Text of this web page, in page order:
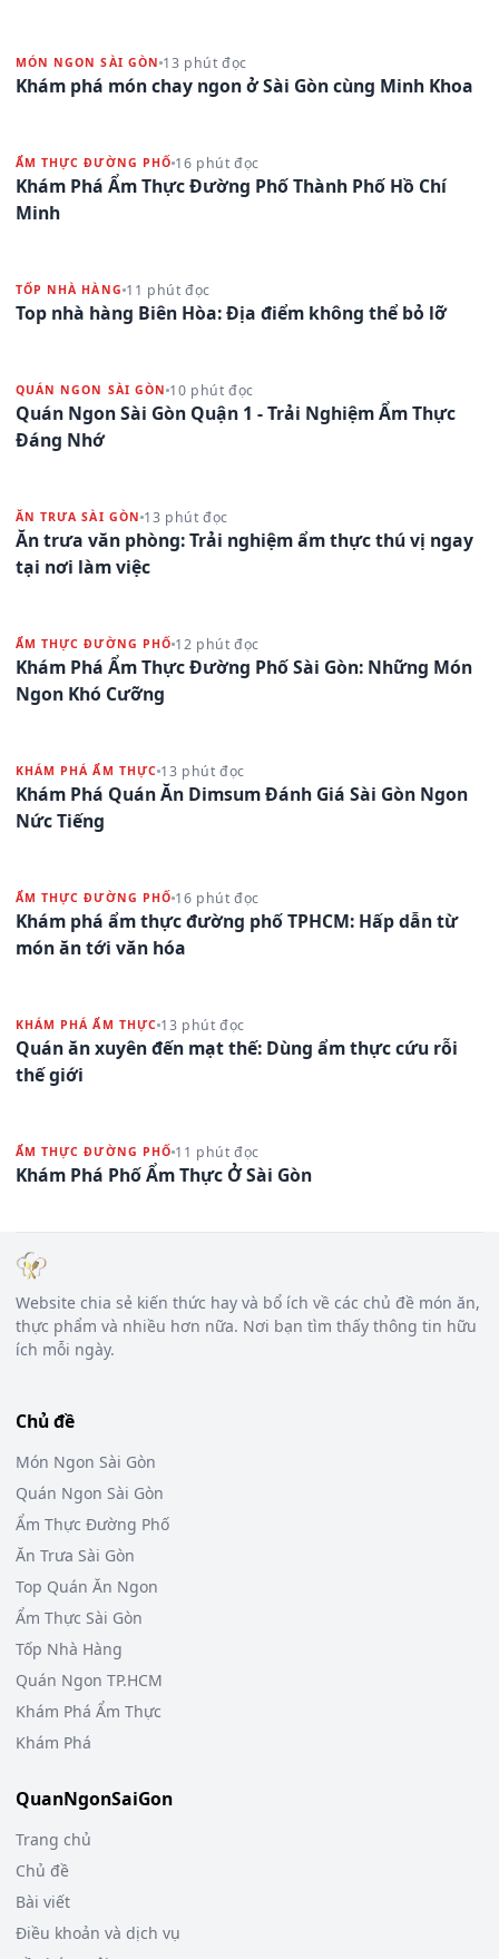
MÓN NGON SÀI GÒN 13 phút đọc
Khám phá món chay ngon ở Sài Gòn cùng Minh Khoa
ẨM THỰC ĐƯỜNG PHỐ 16 phút đọc
Khám Phá Ẩm Thực Đường Phố Thành Phố Hồ Chí
Minh
TỐP NHÀ HÀNG 11 phút đọc
Top nhà hàng Biên Hòa: Địa điểm không thể bỏ lỡ
QUÁN NGON SÀI GÒN 10 phút đọc
Quán Ngon Sài Gòn Quận 1 - Trải Nghiệm Ẩm Thực
Đáng Nhớ
ĂN TRƯA SÀI GÒN 13 phút đọc
Ăn trưa văn phòng: Trải nghiệm ẩm thực thú vị ngay
tại nơi làm việc
ẨM THỰC ĐƯỜNG PHỐ 12 phút đọc
Khám Phá Ẩm Thực Đường Phố Sài Gòn: Những Món
Ngon Khó Cưỡng
KHÁM PHÁ ẨM THỰC 13 phút đọc
Khám Phá Quán Ăn Dimsum Đánh Giá Sài Gòn Ngon
Nức Tiếng
ẨM THỰC ĐƯỜNG PHỐ 16 phút đọc
Khám phá ẩm thực đường phố TPHCM: Hấp dẫn từ
món ăn tới văn hóa
KHÁM PHÁ ẨM THỰC 13 phút đọc
Quán ăn xuyên đến mạt thế: Dùng ẩm thực cứu rỗi
thế giới
ẨM THỰC ĐƯỜNG PHỐ 11 phút đọc
Khám Phá Phố Ẩm Thực Ở Sài Gòn
Website chia sẻ kiến thức hay và bổ ích về các chủ đề món ăn,
thực phẩm và nhiều hơn nữa. Nơi bạn tìm thấy thông tin hữu
ích mỗi ngày.
Chủ đề
Món Ngon Sài Gòn
Quán Ngon Sài Gòn
Ẩm Thực Đường Phố
Ăn Trưa Sài Gòn
Top Quán Ăn Ngon
Ẩm Thực Sài Gòn
Tốp Nhà Hàng
Quán Ngon TP.HCM
Khám Phá Ẩm Thực
Khám Phá
QuanNgonSaiGon
Trang chủ
Chủ đề
Bài viết
Điều khoản và dịch vụ